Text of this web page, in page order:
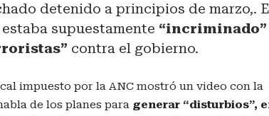
detenido a principios de marzo,.
supuestamente
contra el gobierno.
impuesto por la ANC mostró un video con
de los planes para generar “disturbios”,